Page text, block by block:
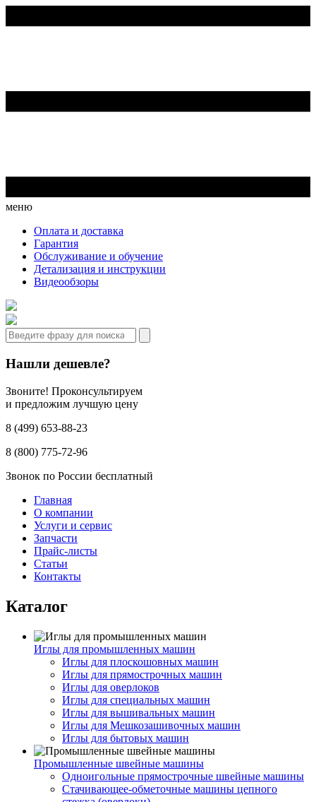
меню
Оплата и доставка
Гарантия
Обслуживание и обучение
Детализация и инструкции
Видеообзоры
Нашли дешевле?
Звоните! Проконсультируем
и предложим лучшую цену
8 (499) 653-88-23
8 (800) 775-72-96
Звонок по России бесплатный
Главная
О компании
Услуги и сервис
Запчасти
Прайс-листы
Статьи
Контакты
Каталог
Иглы для промышленных машин
Иглы для плоскошовных машин
Иглы для прямострочных машин
Иглы для оверлоков
Иглы для специальных машин
Иглы для вышивальных машин
Иглы для Мешкозашивочных машин
Иглы для бытовых машин
Промышленные швейные машины
Одноигольные прямострочные швейные машины
Стачивающее-обметочные машины цепного